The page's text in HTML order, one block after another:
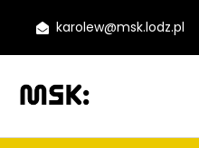
karolew@msk.lodz.pl